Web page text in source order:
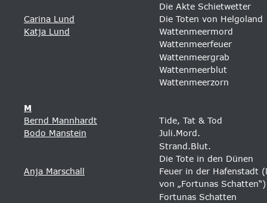
Die Akte Schietwetter
Carina Lund
Die Toten von Helgoland
Katja Lund
Wattenmeermord
Wattenmeerfeuer
Wattenmeergrab
Wattenmeerblut
Wattenmeerzorn
M
Bernd Mannhardt
Tide, Tat & Tod
Bodo Manstein
Juli.Mord.
Strand.Blut.
Die Tote in den Dünen
Anja Marschall
Feuer in der Hafenstadt
von „Fortunas Schatten“)
Fortunas Schatten